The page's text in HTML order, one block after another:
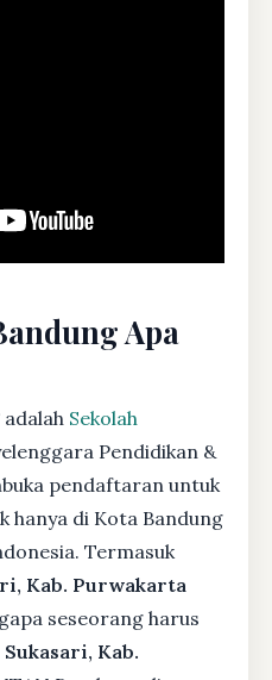
Apa
adalah Sekolah
Pendidikan &
pendaftaran untuk
hanya di Kota Bandung
Termasuk
Kab. Purwakarta
seseorang harus
Kab.